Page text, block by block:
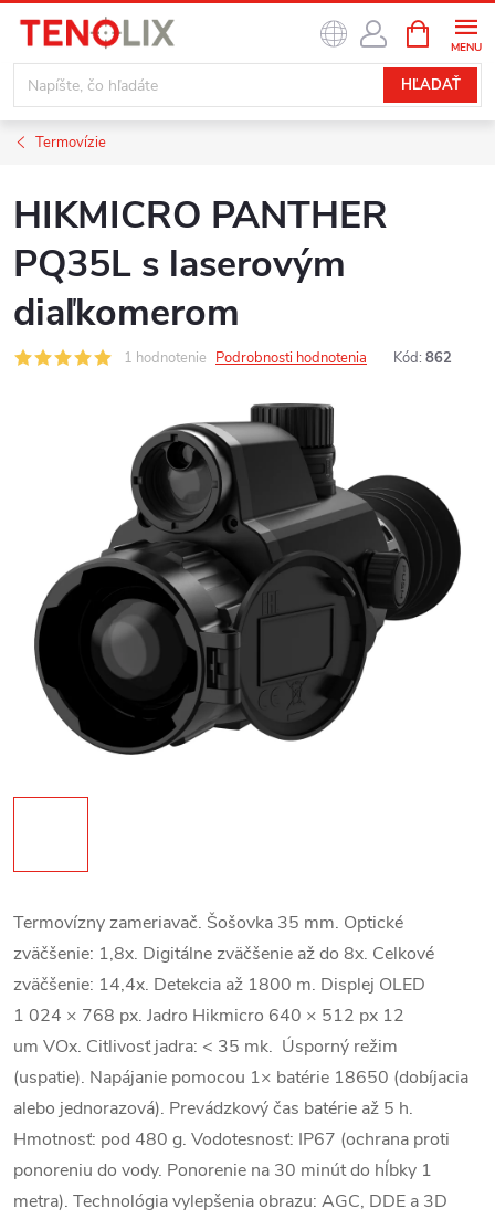
obsah
HĽADAŤ
KOŠÍK
Termovízie
HIKMICRO PANTHER
PQ35L s laserovým
diaľkomerom
1 hodnotenie Podrobnosti hodnotenia Kód: 862
Termovízny zameriavač. Šošovka 35 mm. Optické
zväčšenie: 1,8x. Digitálne zväčšenie až do 8x. Celkové
zväčšenie: 14,4x. Detekcia až 1800 m. Displej OLED
1 024 × 768 px. Jadro Hikmicro 640 × 512 px 12
um VOx. Citlivosť jadra: < 35 mk. Úsporný režim
(uspatie). Napájanie pomocou 1× batérie 18650 (dobíjacia
alebo jednorazová). Prevádzkový čas batérie až 5 h.
Hmotnosť: pod 480 g. Vodotesnosť: IP67 (ochrana proti
ponoreniu do vody. Ponorenie na 30 minút do hĺbky 1
metra). Technológia vylepšenia obrazu: AGC, DDE a 3D